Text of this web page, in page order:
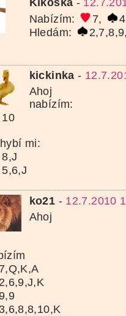
Nabízím:
7,
Hledám:
kickinka -
Ahoj
nabízím:
10
mi:
8,J
5,6,J
ko21 - 12.7.2010
Ahoj
7,Q,K,A
2,6,9,J,K
3,6,8,8,10,K